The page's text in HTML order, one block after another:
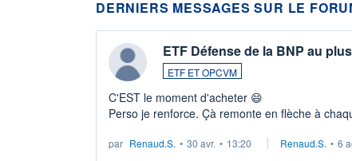
DERNIERS MESSAGES SUR LE
ETF Défense de la BNP au
ETF ET OPCVM
C'EST le moment d'acheter 😄​
Perso je renforce. Çà remonte en flèche à
par Renaud.S. • 30 avr. • 13:20 Renaud.S. • 6